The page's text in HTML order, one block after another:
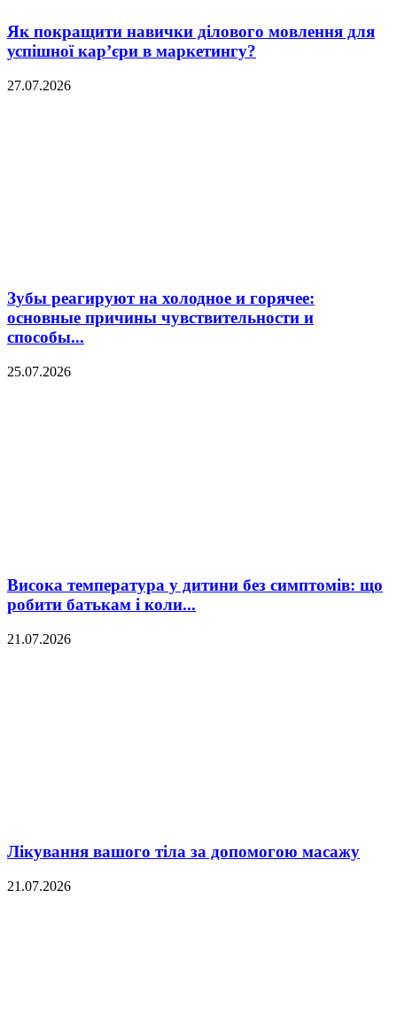
Як покращити навички ділового мовлення для
успішної кар’єри в маркетингу?
27.07.2026
Зубы реагируют на холодное и горячее:
основные причины чувствительности и
способы...
25.07.2026
Висока температура у дитини без симптомів: що
робити батькам і коли...
21.07.2026
Лікування вашого тіла за допомогою масажу
21.07.2026